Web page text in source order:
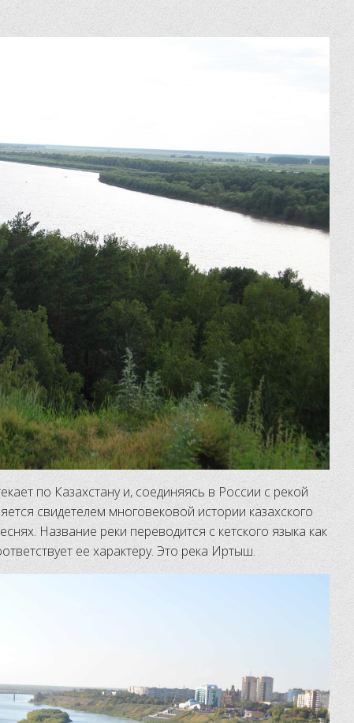
по Казахстану и, соединяясь в России с рекой
свидетелем многовековой истории казахского
Название реки переводится с кетского языка как
ее характеру. Это река Иртыш.